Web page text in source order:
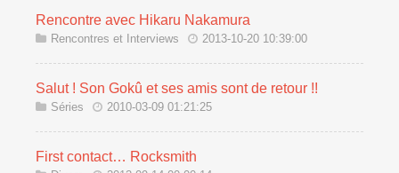
Rencontre avec Hikaru Nakamura
Rencontres et Interviews 2013-10-20 10:39:00
Salut ! Son Gokû et ses amis sont de retour !!
Séries 2010-03-09 01:21:25
First contact… Rocksmith